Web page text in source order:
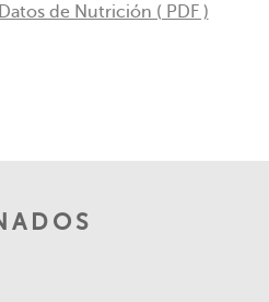
Datos de Nutrición ( PDF )